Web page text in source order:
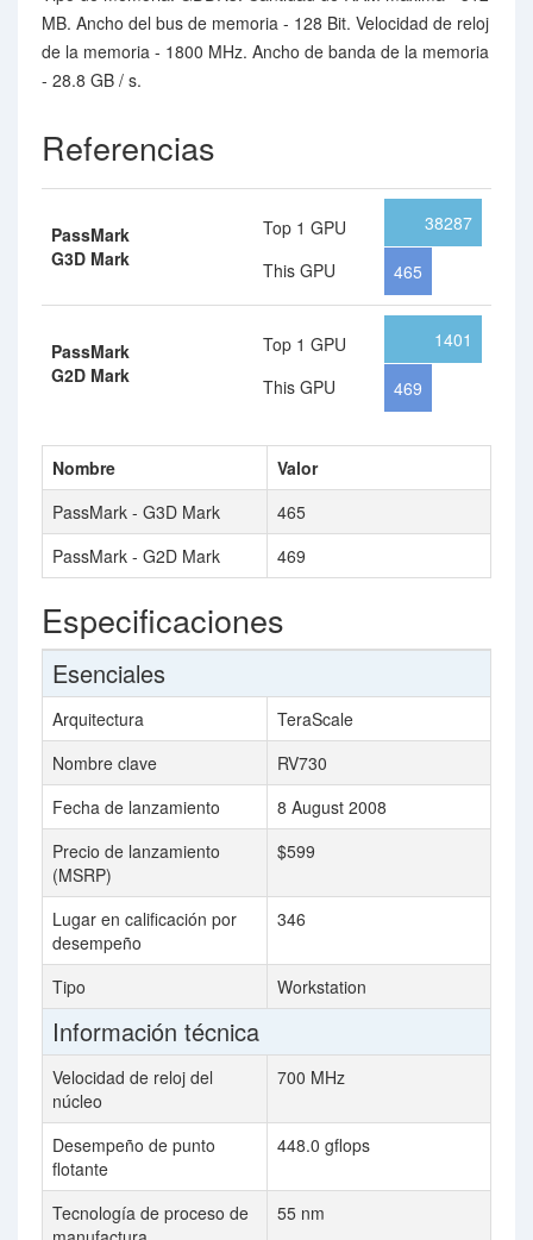
MB. Ancho del bus de memoria - 128 Bit. Velocidad de reloj
de la memoria - 1800 MHz. Ancho de banda de la memoria
- 28.8 GB / s.
Referencias
PassMark
G3D Mark
Top 1 GPU
This GPU
38287
465
PassMark
G2D Mark
Top 1 GPU
This GPU
1401
469
Nombre
Valor
PassMark - G3D Mark
465
PassMark - G2D Mark
469
Especificaciones
Esenciales
Arquitectura
TeraScale
Nombre clave
RV730
Fecha de lanzamiento
8 August 2008
Precio de lanzamiento
(MSRP)
$599
Lugar en calificación por
desempeño
346
Tipo Workstation
Información técnica
Velocidad de reloj del
núcleo
700 MHz
Desempeño de punto
flotante
448.0 gflops
Tecnología de proceso de
55 nm